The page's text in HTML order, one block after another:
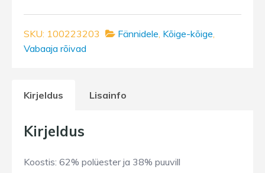
UUS!
kogus
SKU: 100223203 Fännidele Kõige-kõige
Vabaaja rõivad
Kirjeldus Lisainfo
Kirjeldus
Koostis: 62% polüester ja 38% puuvill